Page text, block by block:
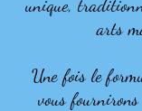
unique,
arts
Une fois le
vous